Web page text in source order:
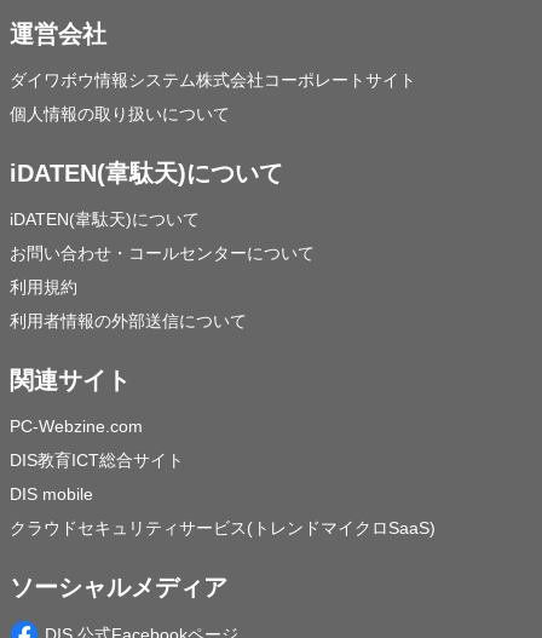
運営会社
ダイワボウ情報システム株式会社コーポレートサイト
個人情報の取り扱いについて
iDATEN(韋駄天)について
iDATEN(韋駄天)について
お問い合わせ・コールセンターについて
利用規約
利用者情報の外部送信について
関連サイト
PC-Webzine.com
DIS教育ICT総合サイト
DIS mobile
クラウドセキュリティサービス(トレンドマイクロSaaS)
ソーシャルメディア